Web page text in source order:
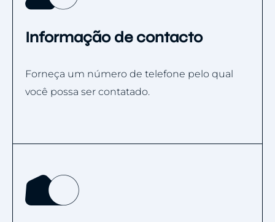
Informação de contacto
Forneça um número de telefone pelo qual
você possa ser contatado.